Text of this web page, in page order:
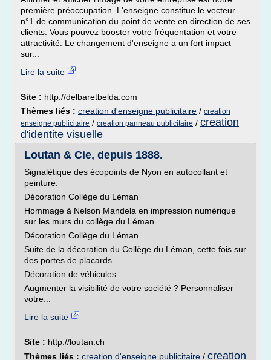
première préoccupation. L'enseigne constitue le vecteur
n°1 de communication du point de vente en direction de ses
clients. Vous pouvez booster votre fréquentation et votre
attractivité. Le changement d'enseigne a un fort impact
sur...
Lire la suite
Site : http://delbaretbelda.com
Thèmes liés : creation d'enseigne publicitaire / creation
enseigne publicitaire / creation panneau publicitaire / creation
d'identite visuelle
Loutan & Cie, depuis 1888.
Signalétique des écopoints de Nyon en autocollant et
peinture.
Décoration Collège du Léman
Hommage à Nelson Mandela en impression numérique
sur les murs du collège du Léman.
Décoration Collège du Léman
Suite de la décoration du Collège du Léman, cette fois sur
des portes de placards.
Décoration de véhicules
Augmenter la visibilité de votre société ? Personnaliser
votre...
Lire la suite
Site : http://loutan.ch
Thèmes liés : creation d'enseigne publicitaire / creation